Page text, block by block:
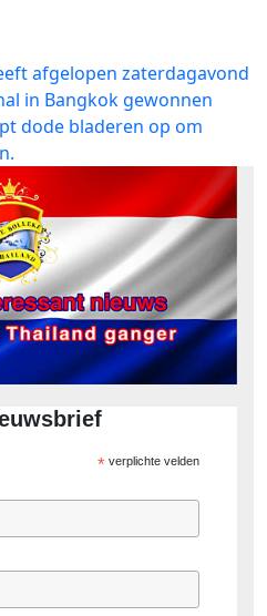
afgelopen zaterdagavond
in Bangkok gewonnen
dode bladeren op om
*verplichte velden